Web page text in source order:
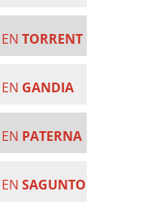
TORRENT
GANDIA
PATERNA
SAGUNTO